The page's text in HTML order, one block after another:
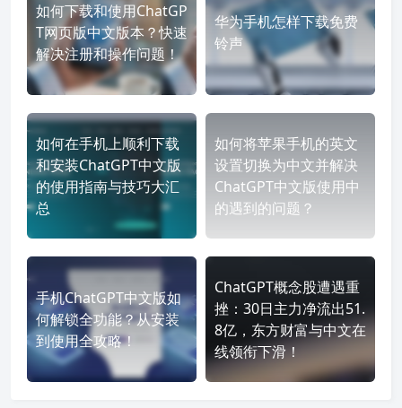
如何下载和使用ChatGP
T网页版中文版本？快速
解决注册和操作问题！
华为手机怎样下载免费
铃声
如何在手机上顺利下载
和安装ChatGPT中文版
的使用指南与技巧大汇
总
如何将苹果手机的英文
设置切换为中文并解决
ChatGPT中文版使用中
的遇到的问题？
手机ChatGPT中文版如
何解锁全功能？从安装
到使用全攻略！
ChatGPT概念股遭遇重
挫：30日主力净流出51.
8亿，东方财富与中文在
线领衔下滑！